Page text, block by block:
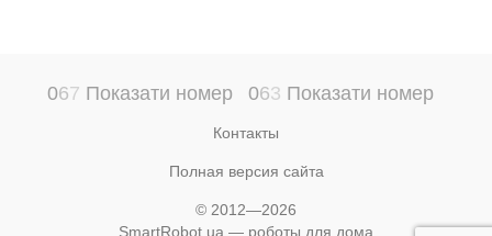
067 Показати номер 063 Показати номер
Контакты
Полная версия сайта
© 2012—2026
SmartRobot.ua — роботы для дома